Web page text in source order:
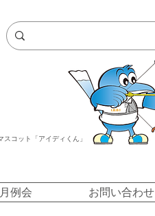
コット「アイディくん」
例会 お問い合わせ